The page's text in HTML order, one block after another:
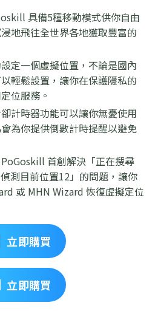
具備5種移動模式供你自由
地飛往全世界各地獲取豐富的
定一個虛擬位置，不論是國內
輕鬆設置，讓你在保護隱私的
位服務。
計時器功能可以讓你無憂使用
為你提供倒數計時提醒以避免
PoGoskill 首創解決「正在搜尋
測目前位置12」的問題，讓你
或 MHN Wizard 恢復虛擬定位
立即購買
立即購買